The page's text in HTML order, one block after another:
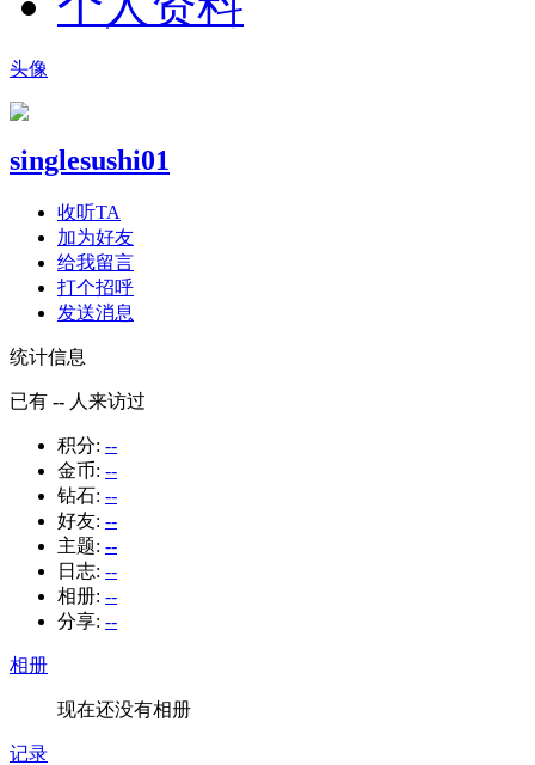
头像
singlesushi01
收听TA
加为好友
给我留言
打个招呼
发送消息
统计信息
已有 -- 人来访过
积分: --
金币: --
钻石: --
好友: --
主题: --
日志: --
相册: --
分享: --
相册
现在还没有相册
记录